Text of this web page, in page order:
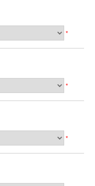
*
*
*